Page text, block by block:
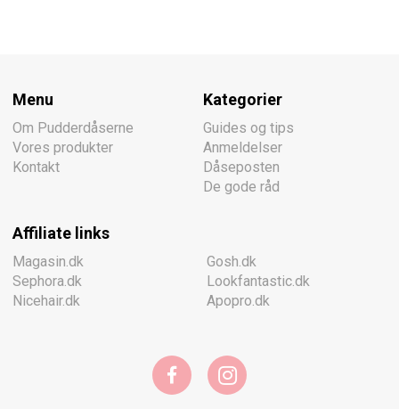
Menu
Om Pudderdåserne
Vores produkter
Kontakt
Kategorier
Guides og tips
Anmeldelser
Dåseposten
De gode råd
Affiliate links
Magasin.dk
Sephora.dk
Nicehair.dk
Gosh.dk
Lookfantastic.dk
Apopro.dk